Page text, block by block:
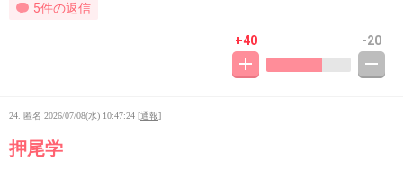
5件の返信
+40 -20
24. 匿名 2026/07/08(水) 10:47:24 [通報]
押尾学